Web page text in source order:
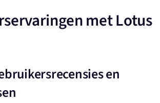
met Lotus
en